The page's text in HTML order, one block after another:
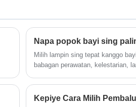
ngarep-arep bisa mbantu
luwih ngerti popok celana
Welcome pelanggan anyar lan
terus kerjo bareng karo
nggawe mangsa luwih apik!
popok nganggo merek Baby®
& jumlah cilik. Kita uga bisa
layanan desainer
Napa popok bayi sing
Milih lampin sing tepat kanggo
babagan perawatan, kelestarian,
biodegradability, lan tilas
nglindhungi kulit sing alus bayi